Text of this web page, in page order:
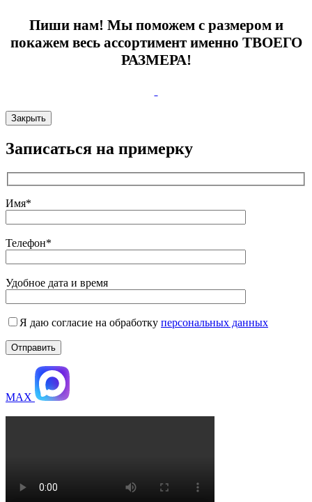
Пиши нам! Мы поможем с размером и
покажем весь ассортимент именно ТВОЕГО
РАЗМЕРА!
Закрыть
Записаться на примерку
Имя*
Телефон*
Удобное дата и время
Я даю согласие на обработку персональных данных
MAX